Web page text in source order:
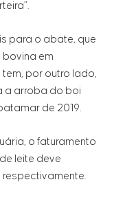
para o abate, que
bovina em
por outro lado,
a arroba do boi
de 2019.
o faturamento
leite deve
respectivamente.